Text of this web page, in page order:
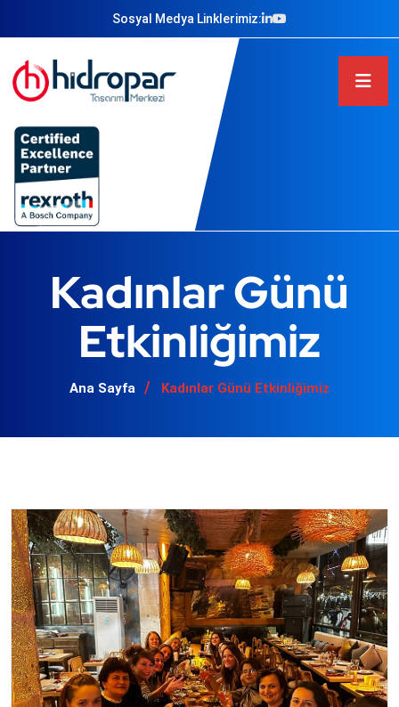
Sosyal Medya Linklerimiz:
Kadınlar Günü
Etkinliğimiz
Ana Sayfa Kadınlar Günü Etkinliğimiz